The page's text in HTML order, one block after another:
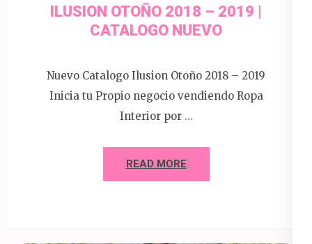
ILUSION OTOÑO 2018 – 2019 |
CATALOGO NUEVO
Nuevo Catalogo Ilusion Otoño 2018 – 2019
Inicia tu Propio negocio vendiendo Ropa
Interior por …
READ MORE